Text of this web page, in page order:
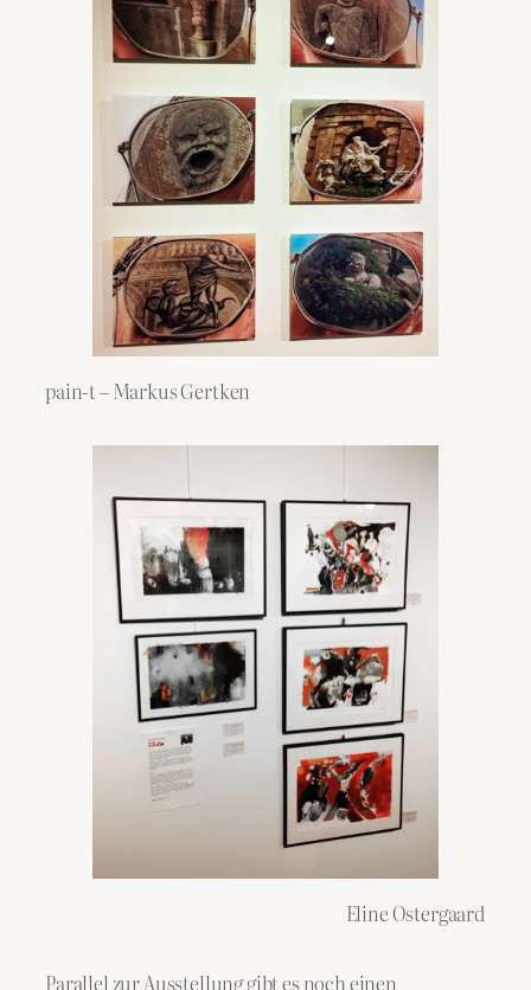
pain-t – Markus Gertken
Eline Ostergaard
Parallel zur Ausstellung gibt es noch einen